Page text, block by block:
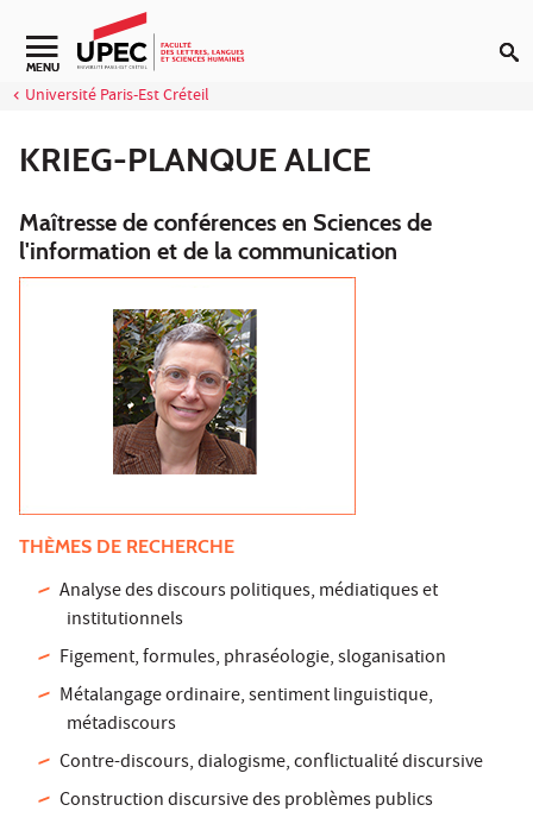
Aller au contenu
Navigation secondaire
MENU
Université Paris-Est Créteil
KRIEG-PLANQUE ALICE
Maîtresse de conférences en Sciences de
l'information et de la communication
THÈMES DE RECHERCHE
Analyse des discours politiques, médiatiques et
institutionnels
Figement, formules, phraséologie, sloganisation
Métalangage ordinaire, sentiment linguistique,
métadiscours
Contre-discours, dialogisme, conflictualité discursive
Construction discursive des problèmes publics